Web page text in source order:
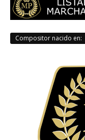
Compositor nacido en: